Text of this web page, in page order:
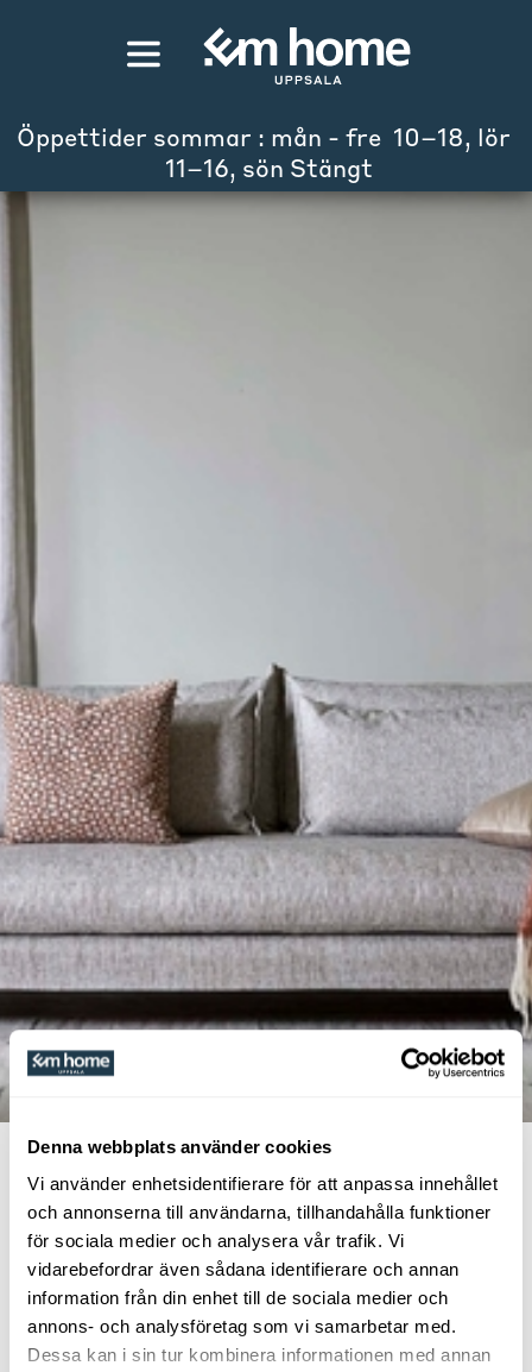
Denna webbplats använder cookies
Vi använder enhetsidentifierare för att anpassa innehållet
och annonserna till användarna, tillhandahålla funktioner
för sociala medier och analysera vår trafik. Vi
vidarebefordrar även sådana identifierare och annan
information från din enhet till de sociala medier och
annons- och analysföretag som vi samarbetar med.
Dessa kan i sin tur kombinera informationen med annan
Öppettider sommar : mån - fre  10–18, lör
11–16, sön Stängt
Använd detta formulär när du
ska skapa ett serviceärende hos
oss. Vi kontaktar dig vanligtvis
inom 24 timmar på vardagar.